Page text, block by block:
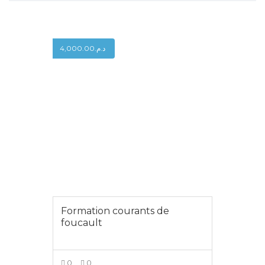
د.م.4,000.00
Formation courants de
foucault
0 0